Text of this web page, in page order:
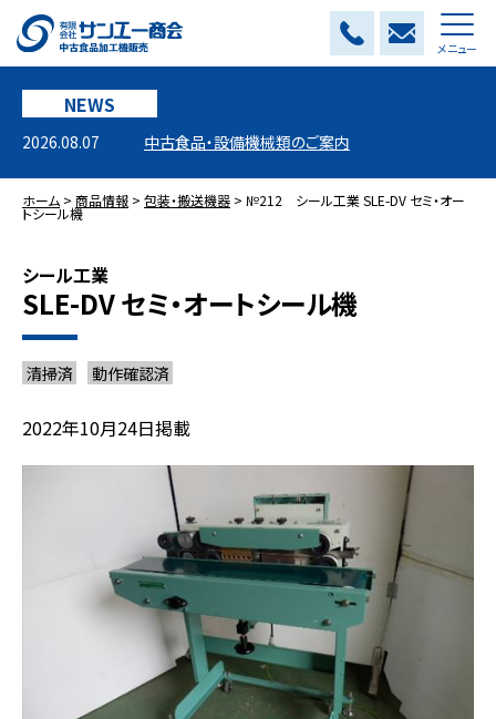
メニュー
NEWS
2026.08.07 中古食品・設備機械類のご案内
ホーム > 商品情報 > 包装・搬送機器 > №212 シール工業 SLE-DV セミ・オー
トシール機
シール工業
SLE-DV セミ・オートシール機
清掃済 動作確認済
2022年10月24日掲載